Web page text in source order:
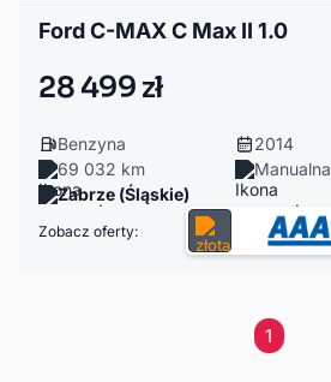
Ford C-MAX C Max II 1.0
28 499 zł
Benzyna
2014
69 032 km
Manualna
Zabrze (Śląskie)
Zobacz oferty:
1